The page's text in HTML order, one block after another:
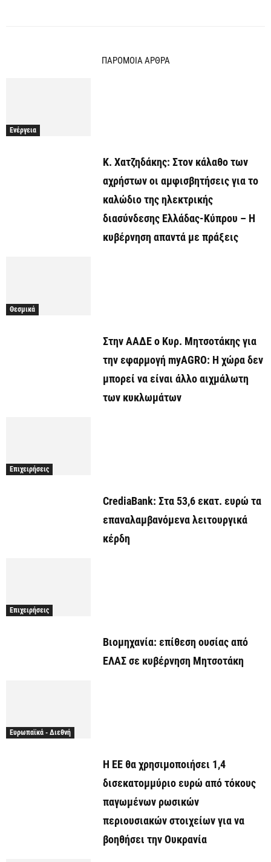
ΠΑΡΟΜΟΙΑ ΑΡΘΡΑ
Ενέργεια
Κ. Χατζηδάκης: Στον κάλαθο των
αχρήστων οι αμφισβητήσεις για το
καλώδιο της ηλεκτρικής
διασύνδεσης Ελλάδας-Κύπρου – Η
κυβέρνηση απαντά με πράξεις
Θεσμικά
Στην ΑΑΔΕ ο Κυρ. Μητσοτάκης για
την εφαρμογή myAGRO: Η χώρα δεν
μπορεί να είναι άλλο αιχμάλωτη
των κυκλωμάτων
Επιχειρήσεις
CrediaBank: Στα 53,6 εκατ. ευρώ τα
επαναλαμβανόμενα λειτουργικά
κέρδη
Επιχειρήσεις
Βιομηχανία: επίθεση ουσίας από
ΕΛΑΣ σε κυβέρνηση Μητσοτάκη
Ευρωπαϊκά - Διεθνή
Η ΕΕ θα χρησιμοποιήσει 1,4
δισεκατομμύριο ευρώ από τόκους
παγωμένων ρωσικών
περιουσιακών στοιχείων για να
βοηθήσει την Ουκρανία